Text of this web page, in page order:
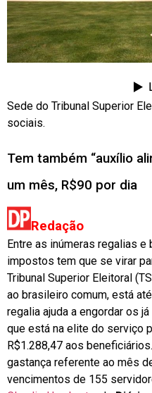
Sede do Tribunal Superior
sociais.
Tem também “auxílio
um mês, R$90 por dia
Redação
Entre as inúmeras regalias
impostos tem que se virar
Tribunal Superior Eleitoral
ao brasileiro comum, está
regalia ajuda a engordar os
que está na elite do serviço
R$1.288,47 aos
gastança referente ao mês
vencimentos de 155